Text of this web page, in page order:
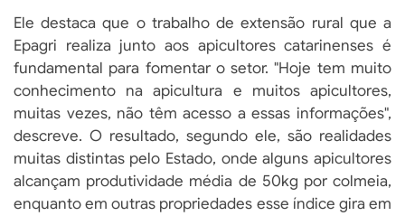
Ele destaca que o trabalho de extensão rural que a
Epagri realiza junto aos apicultores catarinenses é
fundamental para fomentar o setor. "Hoje tem muito
conhecimento na apicultura e muitos apicultores,
muitas vezes, não têm acesso a essas informações",
descreve. O resultado, segundo ele, são realidades
muitas distintas pelo Estado, onde alguns apicultores
alcançam produtividade média de 50kg por colmeia,
enquanto em outras propriedades esse índice gira em